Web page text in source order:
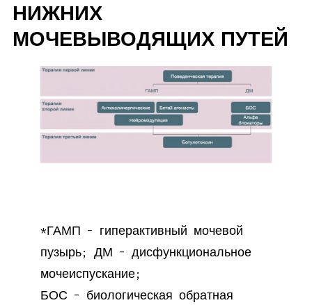
НИЖНИХ
МОЧЕВЫВОДЯЩИХ ПУТЕЙ
*ГАМП – гиперактивный мочевой
пузырь; ДМ – дисфункциональное
мочеиспускание;
БОС – биологическая обратная